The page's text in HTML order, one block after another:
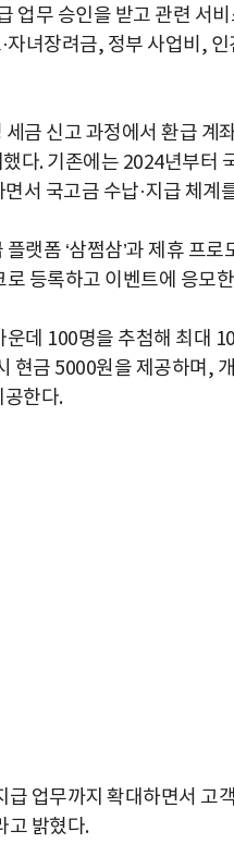
업무 승인을 받고 관련 서
자녀장려금, 정부 사업비,
금 신고 과정에서 환급 계
다. 기존에는 2024년부터
서 국고금 수납·지급 체계
랫폼 ‘삼쩜삼’과 제휴 프
등록하고 이벤트에 응모
데 100명을 추첨해 최대
현금 5000원을 제공하며,
한다.
업무까지 확대하면서 고
고 밝혔다.